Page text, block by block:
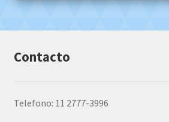
Contacto
Telefono: 11 2777-3996